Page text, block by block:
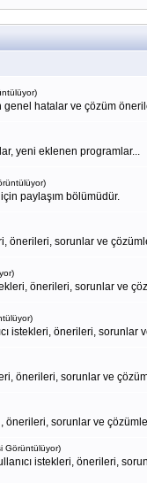
genel hatalar ve çözüm
yeni eklenen programlar...
paylaşım bölümüdür.
önerileri, sorunlar ve
önerileri, sorunlar ve
istekleri, önerileri, sorunlar
önerileri, sorunlar ve
önerileri, sorunlar ve
Görüntülüyor)
istekleri, önerileri,